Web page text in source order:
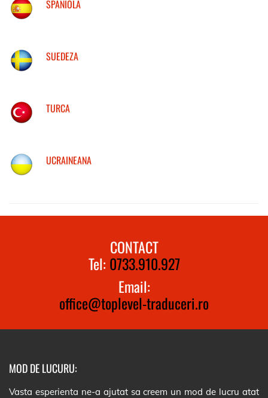
SPANIOLA
SUEDEZA
TURCA
UCRAINEANA
CONTACT
Tel: 0733.910.927
Email:
office@toplevel-traduceri.ro
MOD DE LUCURU:
Vasta esperienta ne-a ajutat sa creem un mod de lucru atat